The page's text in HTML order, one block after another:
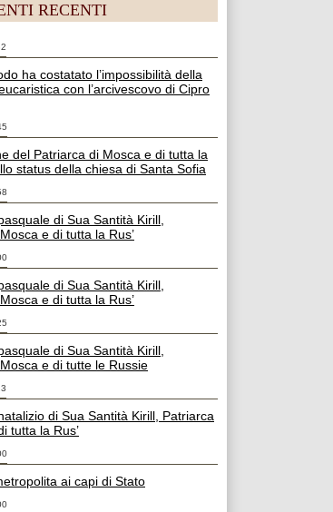
RECENTI
ha costatato l’impossibilità della
con l’arcivescovo di Cipro
del Patriarca di Mosca e di tutta la
status della chiesa di Santa Sofia
di Sua Santità Kirill,
e di tutta la Rus’
di Sua Santità Kirill,
e di tutta la Rus’
di Sua Santità Kirill,
e di tutte le Russie
di Sua Santità Kirill, Patriarca
tutta la Rus’
ai capi di Stato